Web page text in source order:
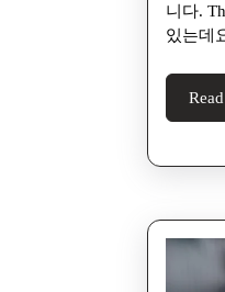
니다.
있는데